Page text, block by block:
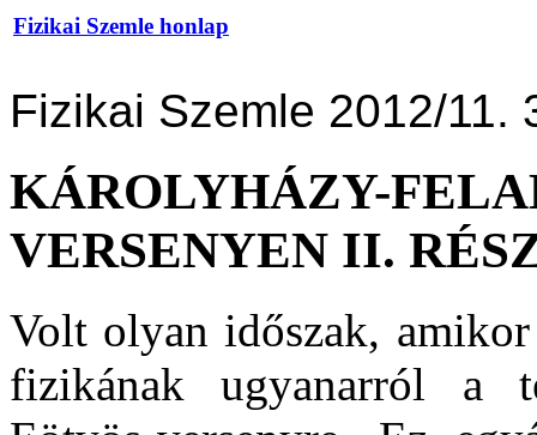
Fizikai Szemle honlap
Fizikai Szemle 2012/11.
KÁROLYHÁZY-
VERSENYEN II.
Volt olyan időszak,
fizikának ugyanarról a